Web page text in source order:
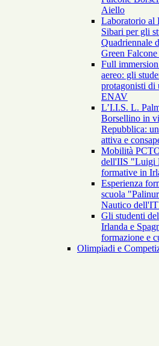
Aiello
Laboratorio al
Sibari per gli
Quadriennale
Green
Full
aereo: gli
protagonisti di
ENAV
L’I.I.S. L.
Borsellino in
Repubblica:
attiva e
Mobilità
dell'IIS "Luigi
formative in
Esperienza
scuola
Nautico
Gli studenti
Irlanda e
formazione e
Olimpiadi e